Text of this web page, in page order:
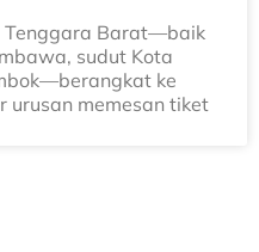
Tenggara Barat—baik
sudut Kota
ke
urusan memesan tiket